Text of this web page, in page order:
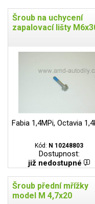
Šroub na uchycení
zapalovací lišty
Fabia 1,4MPi, Octavia
Kód: N 10248803
Dostupnost:
již nedostupné
Šroub přední mřížky
model M 4,7x20